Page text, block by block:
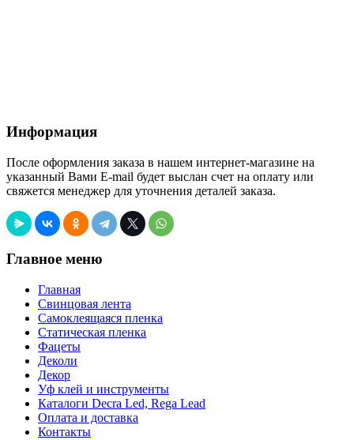
Информация
После оформления заказа в нашем интернет-магазине на
указанный Вами E-mail будет выслан счет на оплату или
свяжется менеджер для уточнения деталей заказа.
Главное меню
Главная
Свинцовая лента
Самоклеящаяся пленка
Статическая пленка
Фацеты
Деколи
Декор
Уф клей и инструменты
Каталоги Decra Led, Rega Lead
Оплата и доставка
Контакты